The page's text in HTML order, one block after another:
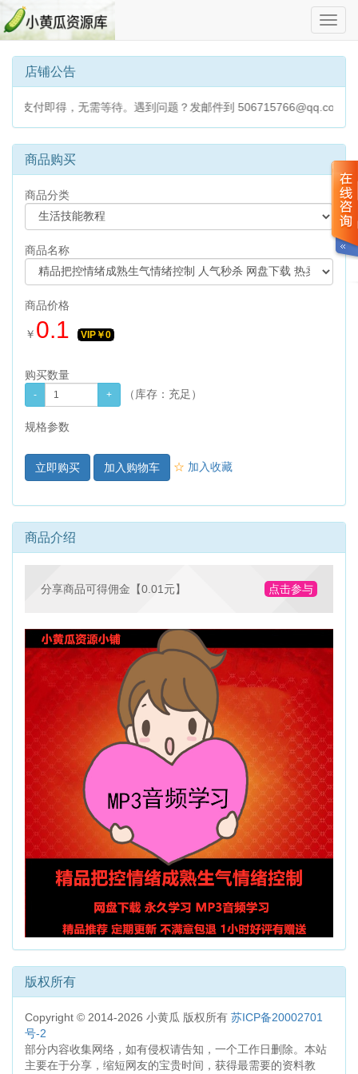
切
换
导
店铺公告
支付即得，无需等待。遇到问题？发邮件到 506715766@qq.com
商品购买
商品分类
商品名称
商品价格
￥ 0.1 VIP￥0
购买数量
（库存： 充足 ）
规格参数
加入购物车 ☆ 加入收藏
商品介绍
分享商品可得佣金【0.01元】 点击参与
版权所有
Copyright © 2014-2026 小黄瓜 版权所有 苏ICP备20002701
号-2
部分内容收集网络，如有侵权请告知，一个工作日删除。本站
主要在于分享，缩短网友的宝贵时间，获得最需要的资料教